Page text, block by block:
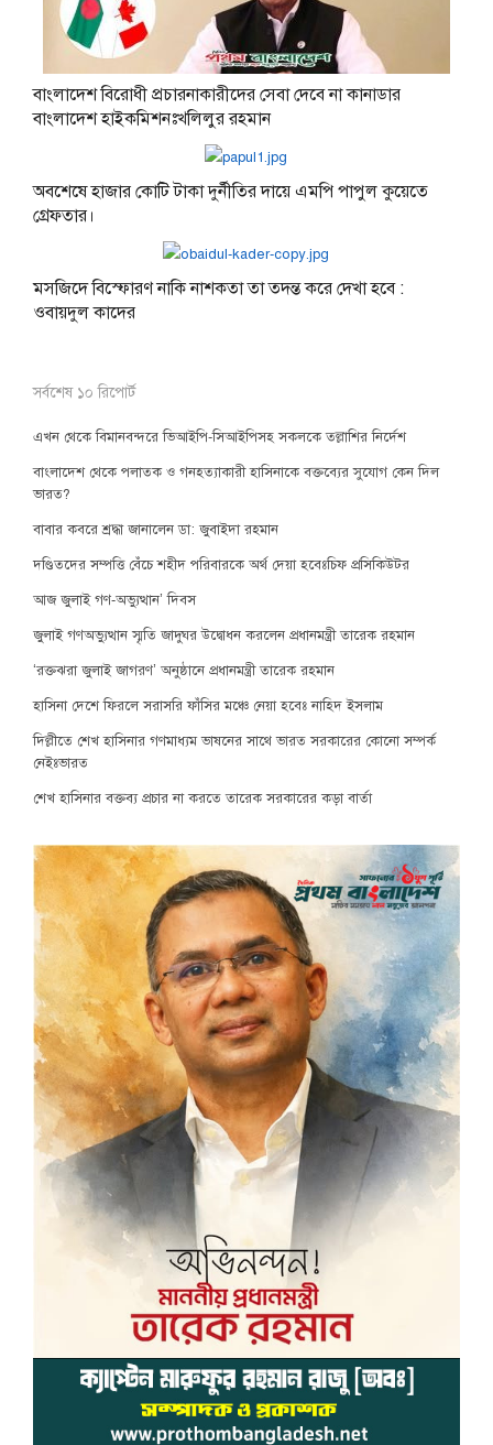
বাংলাদেশ বিরোধী প্রচারনাকারীদের সেবা দেবে না কানাডার
বাংলাদেশ হাইকমিশনঃখলিলুর রহমান
অবশেষে হাজার কোটি টাকা দুর্নীতির দায়ে এমপি পাপুল কুয়েতে
গ্রেফতার।
মসজিদে বিস্ফোরণ নাকি নাশকতা তা তদন্ত করে দেখা হবে :
ওবায়দুল কাদের
সর্বশেষ ১০ রিপোর্ট
এখন থেকে বিমানবন্দরে ভিআইপি-সিআইপিসহ সকলকে তল্লাশির নির্দেশ
বাংলাদেশ থেকে পলাতক ও গনহত্যাকারী হাসিনাকে বক্তব্যের সুযোগ কেন দিল
ভারত?
বাবার কবরে শ্রদ্ধা জানালেন ডা: জুবাইদা রহমান
দণ্ডিতদের সম্পত্তি বেঁচে শহীদ পরিবারকে অর্থ দেয়া হবেঃচিফ প্রসিকিউটর
আজ জুলাই গণ-অভ্যুত্থান’ দিবস
জুলাই গণঅভ্যুত্থান স্মৃতি জাদুঘর উদ্বোধন করলেন প্রধানমন্ত্রী তারেক রহমান
‘রক্তঝরা জুলাই জাগরণ’ অনুষ্ঠানে প্রধানমন্ত্রী তারেক রহমান
হাসিনা দেশে ফিরলে সরাসরি ফাঁসির মঞ্চে নেয়া হবেঃ নাহিদ ইসলাম
দিল্লীতে শেখ হাসিনার গণমাধ্যম ভাষনের সাথে ভারত সরকারের কোনো সম্পর্ক
নেইঃভারত
শেখ হাসিনার বক্তব্য প্রচার না করতে তারেক সরকারের কড়া বার্তা